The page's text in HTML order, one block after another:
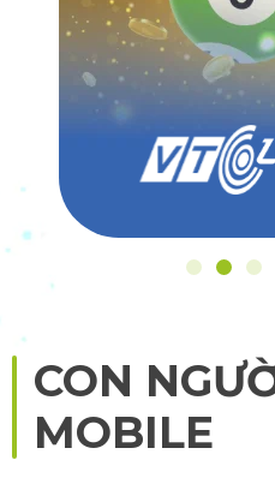
CON
MOBILE